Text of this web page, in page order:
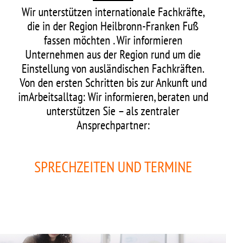
Wir unterstützen internationale Fachkräfte,
die in der Region Heilbronn-Franken Fuß
fassen möchten . Wir informieren
Unternehmen aus der Region rund um die
Einstellung von ausländischen Fachkräften.
Von den ersten Schritten bis zur Ankunft und
imArbeitsalltag: Wir informieren, beraten und
unterstützen Sie – als zentraler
Ansprechpartner:
SPRECHZEITEN UND TERMINE